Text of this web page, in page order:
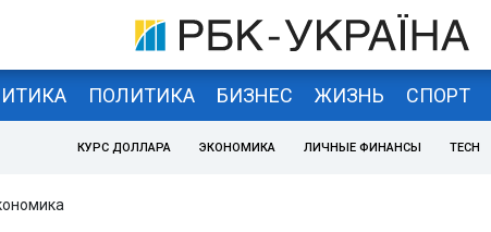
ПОЛИТИКА БИЗНЕС ЖИЗНЬ СПОРТ
КУРС ДОЛЛАРА ЭКОНОМИКА ЛИЧНЫЕ ФИНАНСЫ TECH